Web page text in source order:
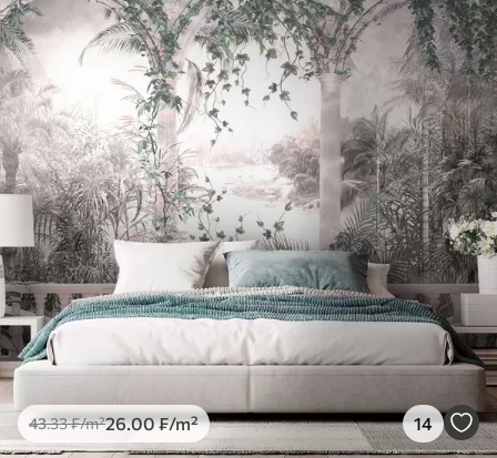
43.33₣/m²26.00₣/m² 14